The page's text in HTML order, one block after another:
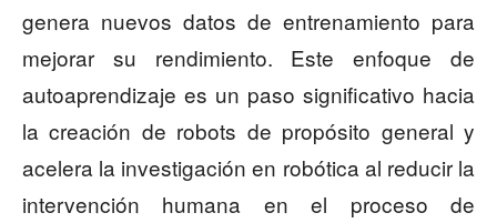
genera nuevos datos de entrenamiento para
mejorar su rendimiento. Este enfoque de
autoaprendizaje es un paso significativo hacia
la creación de robots de propósito general y
acelera la investigación en robótica al reducir la
intervención humana en el proceso de